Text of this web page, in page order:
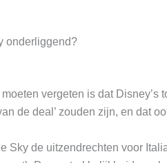
onderliggend?
vergeten is dat
de deal’ zouden zijn, en dat
Sky de uitzendrechten voor